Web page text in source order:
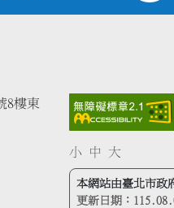
8樓東
小 中 大
本網站由臺北市政
更新日期：